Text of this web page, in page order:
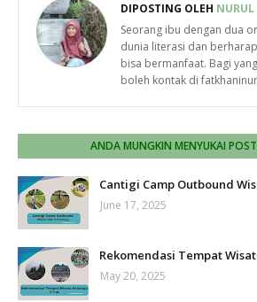
DIPOSTING OLEH
Seorang ibu dengan dua
dunia literasi dan
bisa bermanfaat. Bagi
boleh kontak di
ANDA MUNGKIN MENYUKAI
Cantigi Camp Outbound
June 17, 2025
Rekomendasi Tempat
May 20, 2025